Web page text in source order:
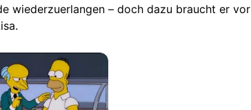
wiederzuerlangen – doch dazu braucht er vor